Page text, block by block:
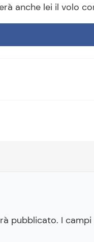
anche lei il volo
pubblicato. I